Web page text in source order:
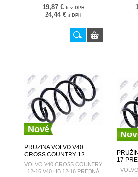
19,87 € bez DPH
24,44 € s DPH
Nové
PRUŽINA VOLVO V40
CROSS COUNTRY 12-
16,V40 HB 12-16 PREDNÁ
31387507
VOLVO V40 CROSS COUNTRY
12-16,V40 HB 12-16 PREDNÁ
17